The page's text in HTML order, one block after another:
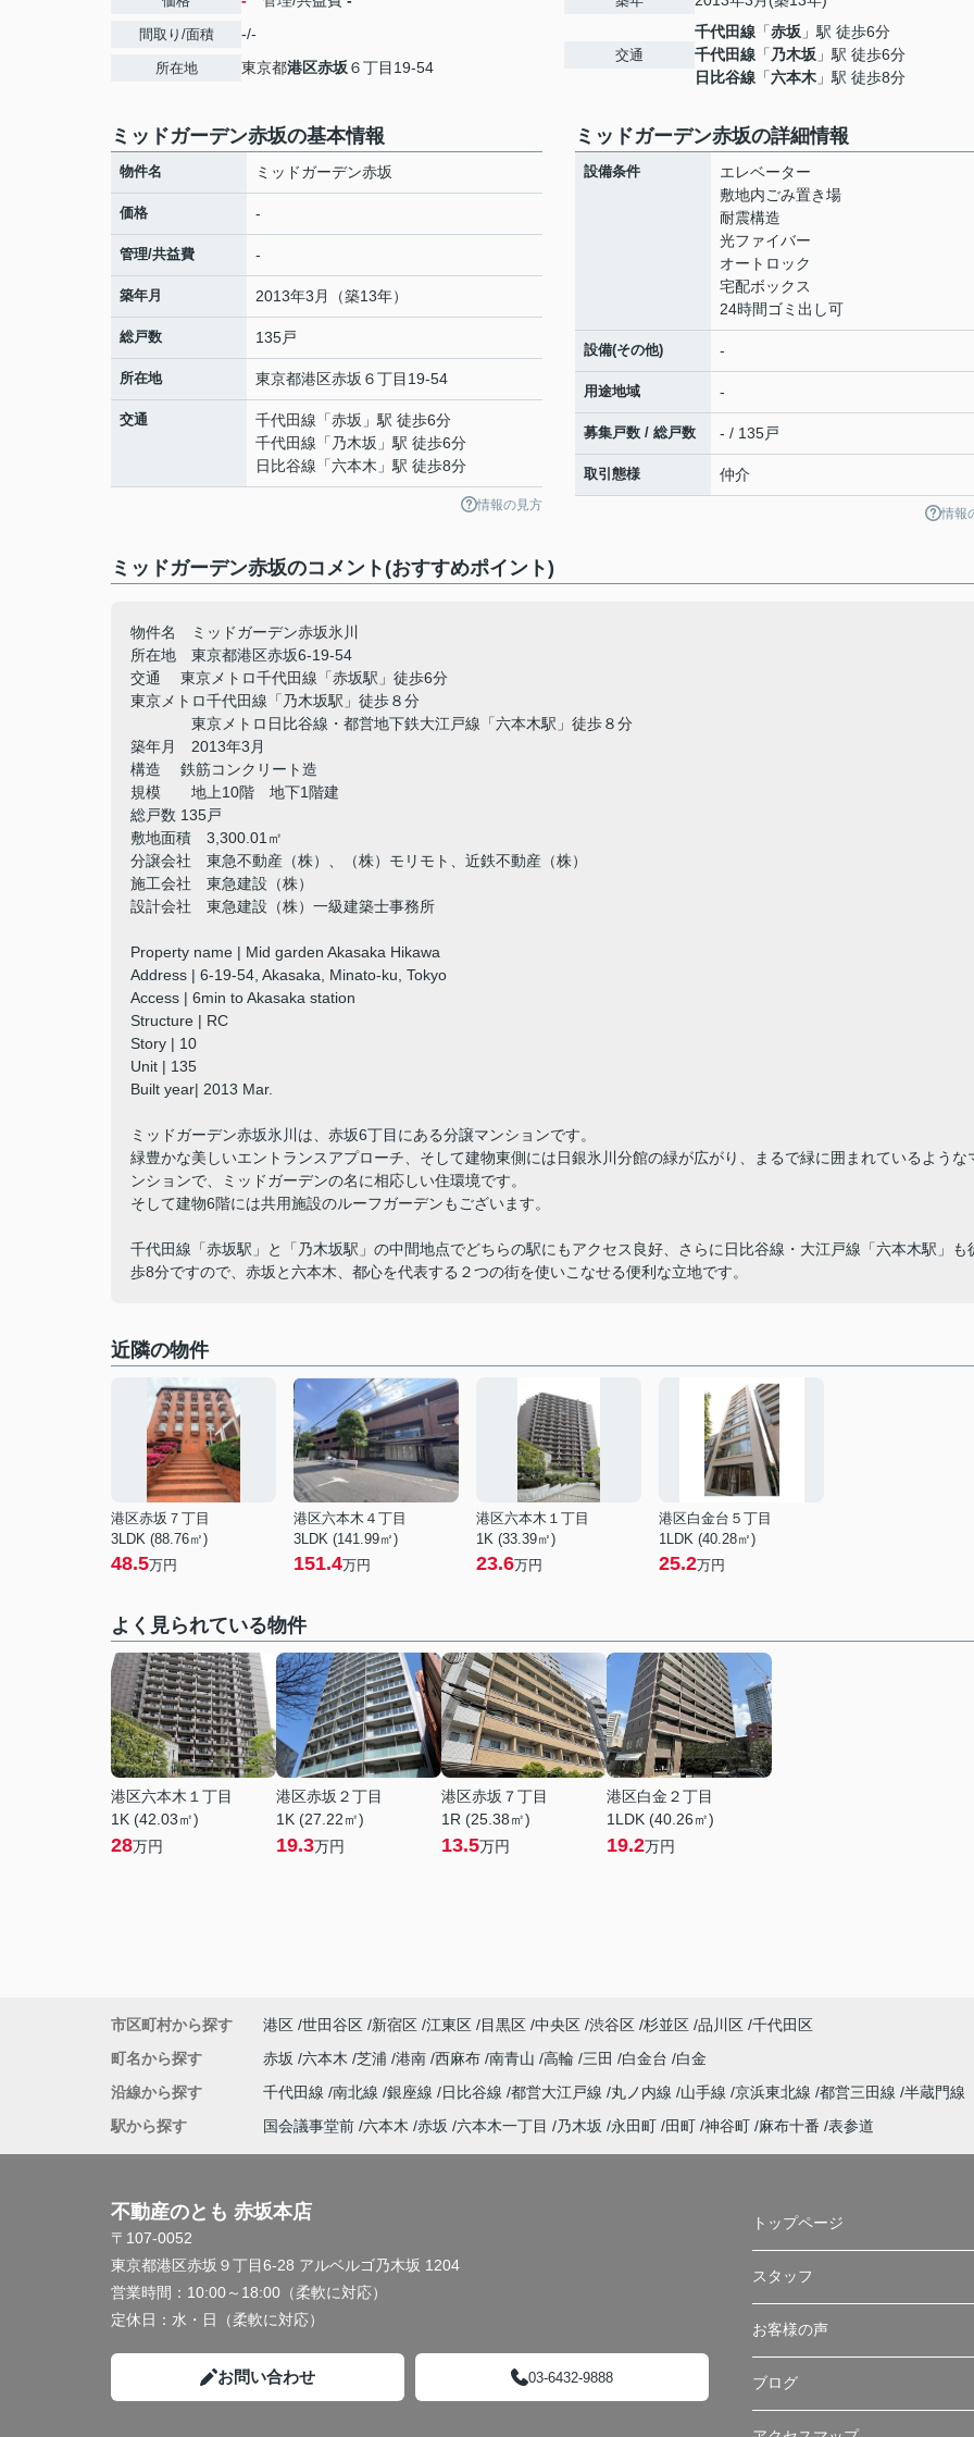
間取り/面積 -/-
所在地 東京都港区赤坂 ６丁目19-54
交通
千代田線 「赤坂 」駅 徒歩6分
千代田線 「 乃木坂 」駅 徒歩6分
日比谷線 「六本木 」駅 徒歩8分
ミッドガーデン赤坂の基本情報
物件名 ミッドガーデン赤坂
価格 -
管理/共益費 -
築年月 2013年3月（築13年）
総戸数 135戸
所在地 東京都港区赤坂 ６丁目19-54
交通 千代田線 「赤坂 」駅 徒歩6分
千代田線 「 乃木坂 」駅 徒歩6分
日比谷線 「六本木 」駅 徒歩8分
情報の見方
ミッドガーデン赤坂の詳細情報
設備条件
エレベーター
敷地内ごみ置き場
耐震構造
光ファイバー
オートロック
宅配ボックス
24時間ゴミ出し可
設備(その他) -
用途地域 -
募集戸数 / 総戸数 - / 135戸
取引態様 仲介
情報
ミッドガーデン赤坂のコメント(おすすめポイント)
物件名 ミッドガーデン赤坂氷川
所在地 東京都港区赤坂6-19-54
交通 東京メトロ千代田線「赤坂駅」徒歩6分
東京メトロ千代田線「乃木坂駅」徒歩８分
東京メトロ日比谷線・都営地下鉄大江戸線「六本木駅」徒歩８分
築年月 2013年3月
構造 鉄筋コンクリート造
規模 地上10階 地下1階建
総戸数 135戸
敷地面積 3,300.01㎡
分譲会社 東急不動産（株）、（株）モリモト、近鉄不動産（株）
施工会社 東急建設（株）
設計会社 東急建設（株）一級建築士事務所
Property name | Mid garden Akasaka Hikawa
Address | 6-19-54, Akasaka, Minato-ku, Tokyo
Access | 6min to Akasaka station
Structure | RC
Story | 10
Unit | 135
Built year| 2013 Mar.
ミッドガーデン赤坂氷川は、赤坂6丁目にある分譲マンションです。
緑豊かな美しいエントランスアプローチ、そして建物東側には日銀氷川分館の緑が広がり、まるで緑に囲まれているような
ンションで、ミッドガーデンの名に相応しい住環境です。
そして建物6階には共用施設のルーフガーデンもございます。
千代田線「赤坂駅」と「乃木坂駅」の中間地点でどちらの駅にもアクセス良好、さらに日比谷線・大江戸線「六本木駅」も
歩8分ですので、赤坂と六本木、都心を代表する２つの街を使いこなせる便利な立地です。
近隣の物件
港区赤坂７丁目
3LDK (88.76㎡)
48.5万円
港区六本木４丁目
3LDK (141.99㎡)
151.4万円
港区六本木１丁目
1K (33.39㎡)
23.6万円
港区白金台５丁目
1LDK (40.28㎡)
25.2万円
よく見られている物件
港区六本木１丁目
1K (42.03㎡)
28万円
港区赤坂２丁目
1K (27.22㎡)
19.3万円
港区赤坂７丁目
1R (25.38㎡)
13.5万円
港区白金２丁目
1LDK (40.26㎡)
19.2万円
市区町村から探す 港区 世田谷区 新宿区 江東区 目黒区 中央区 渋谷区 杉並区 品川区 千代田区
町名から探す
赤坂 六本木 芝浦 港南 西麻布 南青山 高輪 三田 白金台
白金
沿線から探す
千代田線 南北線 銀座線 日比谷線 都営大江戸線 丸ノ内線 山手線 京浜東北線 都営三田線 半蔵門線
駅から探す
国会議事堂前 六本木 赤坂 六本木一丁目 乃木坂 永田町 田町 神谷町 麻布十番 表参道
不動産のとも 赤坂本店
〒107-0052
東京都港区赤坂９丁目6-28 アルベルゴ乃木坂 1204
営業時間： 10:00～18:00（柔軟に対応）
定休日： 水・日（柔軟に対応）
お問い合わせ 03-6432-9888
トップページ
スタッフ
お客様の声
ブログ